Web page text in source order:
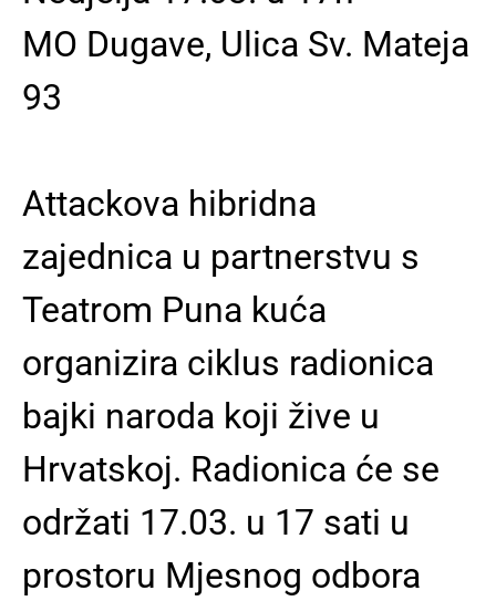
MO Dugave, Ulica Sv. Mateja
93
Attackova hibridna
zajednica u partnerstvu s
Teatrom Puna kuća
organizira ciklus radionica
bajki naroda koji žive u
Hrvatskoj. Radionica će se
održati 17.03. u 17 sati u
prostoru Mjesnog odbora